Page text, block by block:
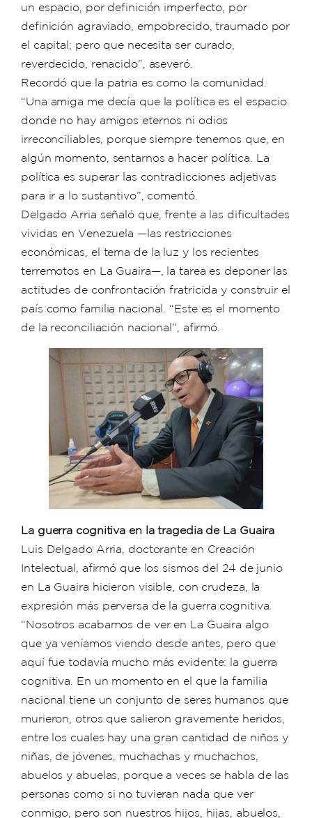
un espacio, por definición imperfecto, por
definición agraviado, empobrecido, traumado por
el capital; pero que necesita ser curado,
reverdecido, renacido”, aseveró.
Recordó que la patria es como la comunidad.
“Una amiga me decía que la política es el espacio
donde no hay amigos eternos ni odios
irreconciliables, porque siempre tenemos que, en
algún momento, sentarnos a hacer política. La
política es superar las contradicciones adjetivas
para ir a lo sustantivo”, comentó.
Delgado Arria señaló que, frente a las dificultades
vividas en Venezuela —las restricciones
económicas, el tema de la luz y los recientes
terremotos en La Guaira—, la tarea es deponer las
actitudes de confrontación fratricida y construir el
país como familia nacional. “Este es el momento
de la reconciliación nacional”, afirmó.
La guerra cognitiva en la tragedia de La Guaira
Luis Delgado Arria, doctorante en Creación
Intelectual, afirmó que los sismos del 24 de junio
en La Guaira hicieron visible, con crudeza, la
expresión más perversa de la guerra cognitiva.
“Nosotros acabamos de ver en La Guaira algo
que ya veníamos viendo desde antes, pero que
aquí fue todavía mucho más evidente: la guerra
cognitiva. En un momento en el que la familia
nacional tiene un conjunto de seres humanos que
murieron, otros que salieron gravemente heridos,
entre los cuales hay una gran cantidad de niños y
niñas, de jóvenes, muchachas y muchachos,
abuelos y abuelas, porque a veces se habla de las
personas como si no tuvieran nada que ver
conmigo, pero son nuestros hijos, hijas, abuelos,